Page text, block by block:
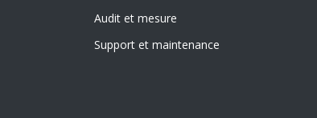
Audit et mesure
Support et maintenance